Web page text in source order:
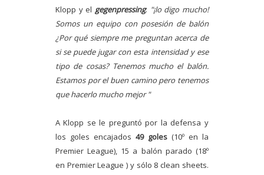
Klopp y el gegenpressing: "¡lo digo mucho!
Somos un equipo con posesión de balón
¿Por qué siempre me preguntan acerca de
si se puede jugar con esta intensidad y ese
tipo de cosas? Tenemos mucho el balón.
Estamos por el buen camino pero tenemos
que hacerlo mucho mejor "
A Klopp se le preguntó por la defensa y
los goles encajados 49 goles(10º en la
Premier League), 15 a balón parado (18º
en Premier League ) y sólo 8 clean sheets.